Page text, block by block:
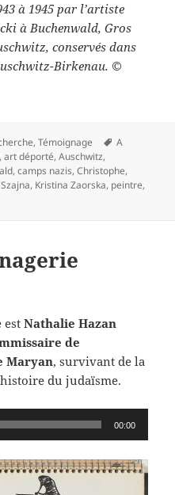
à 1945 par l’artiste
à Buchenwald, Gros
conservés dans
Birkenau. ©
,Témoignage
Mots-
A
,art déporté,Auschwitz,
,camps nazis,Christophe,
, Kristina Zaorska, peintre,
estNathalie Hazan
de
Maryan, survivant de la
du judaïsme.
00:00